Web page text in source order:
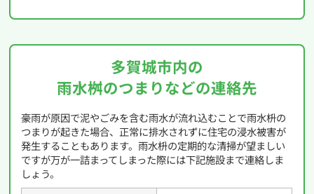
多賀城市内の
雨水桝のつまりなどの連絡先
豪雨が原因で泥やごみを含む雨水が流れ込むことで雨水枡の
つまりが起きた場合、正常に排水されずに住宅の浸水被害が
発生することもあります。雨水枡の定期的な清掃が望ましい
ですが万が一詰まってしまった際には下記施設まで連絡しま
しょう。